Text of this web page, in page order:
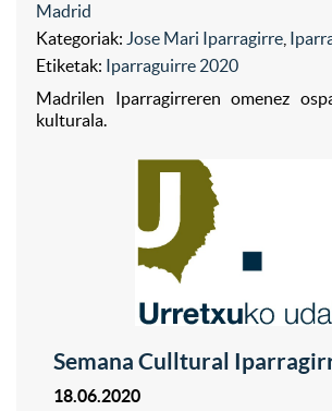
Madrid
Kategoriak: Jose Mari Iparragirre
Etiketak: Iparraguirre 2020
Madrilen Iparragirreren omenez
kulturala.
Semana Culltural
18.06.2020